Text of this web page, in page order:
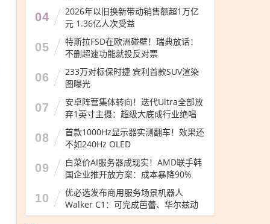
04
2026年以旧换新带动销售额超1万亿
元 1.36亿人次受益
05
特斯拉FSD在欧洲碰壁！瑞典放话：
不删超速功能就投反对票
06
233万对标保时捷 宾利首款SUV渲染
图曝光
07
安卓阵营集体转向！迭代Ultra全部放
弃1英寸主摄：超级大底成行业绝唱
08
首款1000Hz显示器实测翻车！效果还
不如240Hz OLED
09
白菜价AI服务器成现实！AMD联手韩
国企业推开放方案：成本暴降90%
10
优必选发布商用服务场景机器人
Walker C1：可完成芭蕾、华尔兹动
作